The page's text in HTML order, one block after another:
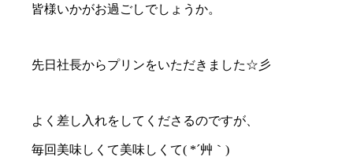
皆様いかがお過ごしでしょうか。
先日社長からプリンをいただきました☆彡
よく差し入れをしてくださるのですが、
毎回美味しくて美味しくて( *´艸｀)